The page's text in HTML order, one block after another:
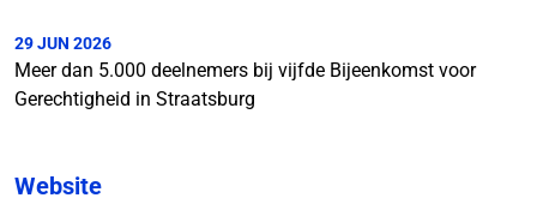
29 JUN 2026
Meer dan 5.000 deelnemers bij vijfde Bijeenkomst voor
Gerechtigheid in Straatsburg
Website